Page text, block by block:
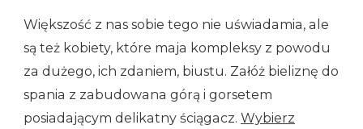
Większość z nas sobie tego nie uświadamia, ale
są też kobiety, które maja kompleksy z powodu
za dużego, ich zdaniem, biustu. Załóż bieliznę do
spania z zabudowana górą i gorsetem
posiadającym delikatny ściągacz. Wybierz